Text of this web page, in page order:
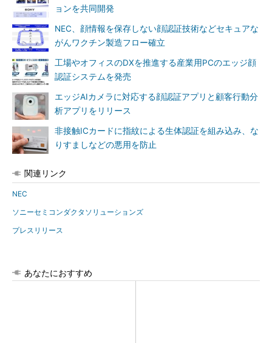
ョンを共同開発
NEC、顔情報を保存しない顔認証技術などセキュアな
がんワクチン製造フロー確立
工場やオフィスのDXを推進する産業用PCのエッジ顔
認証システムを発売
エッジAIカメラに対応する顔認証アプリと顧客行動分
析アプリをリリース
非接触ICカードに指紋による生体認証を組み込み、な
りすましなどの悪用を防止
関連リンク
NEC
ソニーセミコンダクタソリューションズ
プレスリリース
あなたにおすすめ